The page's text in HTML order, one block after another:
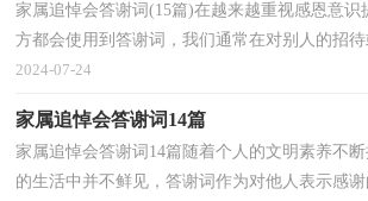
家属追悼会答谢词(15篇)在越来越重视感恩意识
方都会使用到答谢词，我们通常在对别人的招
谢时会用到答谢词。你知道写答谢词需要注意哪
2024-07-24
家属追悼会答谢词14篇
家属追悼会答谢词14篇随着个人的文明素养不
的生活中并不鲜见，答谢词作为对他人表示感